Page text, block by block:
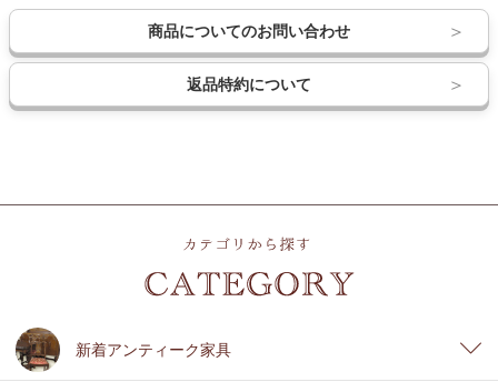
商品についてのお問い合わせ
返品特約について
新着アンティーク家具